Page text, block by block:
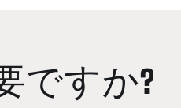
ですか?